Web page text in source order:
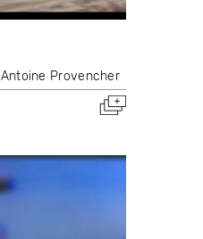
Antoine Provencher